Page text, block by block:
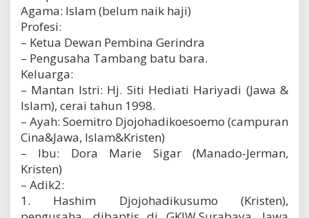
Agama: Islam (belum naik haji)
Profesi:
– Ketua Dewan Pembina Gerindra
– Pengusaha Tambang batu bara.
Keluarga:
– Mantan Istri: Hj. Siti Hediati Hariyadi (Jawa &
Islam), cerai tahun 1998.
– Ayah: Soemitro Djojohadikoesoemo (campuran
Cina&Jawa, Islam&Kristen)
– Ibu: Dora Marie Sigar (Manado-Jerman,
Kristen)
– Adik2:
1. Hashim Djojohadikusumo (Kristen),